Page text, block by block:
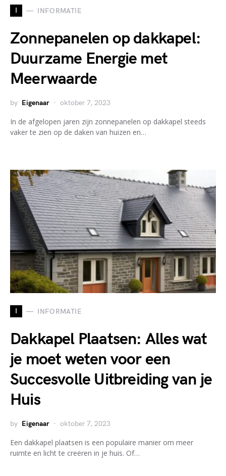
I INFORMATIE
Zonnepanelen op dakkapel:
Duurzame Energie met
Meerwaarde
by Eigenaar oktober 7, 2023
In de afgelopen jaren zijn zonnepanelen op dakkapel steeds
vaker te zien op de daken van huizen en…
I INFORMATIE
Dakkapel Plaatsen: Alles wat
je moet weten voor een
Succesvolle Uitbreiding van je
Huis
by Eigenaar oktober 7, 2023
Een dakkapel plaatsen is een populaire manier om meer
ruimte en licht te creëren in je huis. Of…